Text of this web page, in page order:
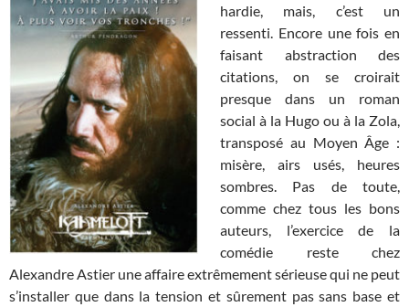
hardie, mais, c’est un
ressenti. Encore une fois en
faisant abstraction des
citations, on se croirait
presque dans un roman
social à la Hugo ou à la Zola,
transposé au Moyen Âge :
misère, airs usés, heures
sombres. Pas de toute,
comme chez tous les bons
auteurs, l’exercice de la
comédie reste chez
Alexandre Astier une affaire extrêmement sérieuse qui ne peut
s’installer que dans la tension et sûrement pas sans base et